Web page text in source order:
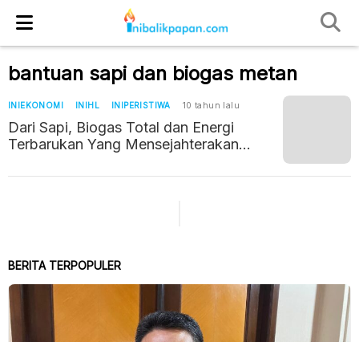
bantuan sapi dan biogas metan
INIEKONOMI INIHL INIPERISTIWA 10 tahun lalu
Dari Sapi, Biogas Total dan Energi
Terbarukan Yang Mensejahterakan
BERITA TERPOPULER